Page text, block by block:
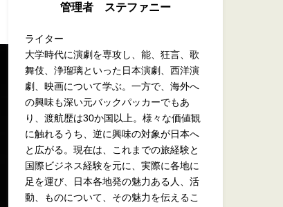
管理者 ステファニー
ライター
大学時代に演劇を専攻し、能、狂言、歌
舞伎、浄瑠璃といった日本演劇、西洋演
劇、映画について学ぶ。一方で、海外へ
の興味も深い元バックパッカーでもあ
り、渡航歴は30か国以上。様々な価値観
に触れるうち、逆に興味の対象が日本へ
と広がる。現在は、これまでの旅経験と
国際ビジネス経験を元に、実際に各地に
足を運び、日本各地発の魅力ある人、活
動、ものについて、その魅力を伝えるこ